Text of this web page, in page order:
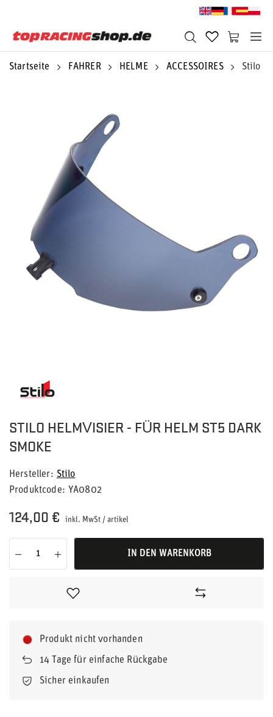
Startseite FAHRER HELME ACCESSOIRES Stilo
STILO HELMVISIER - FÜR HELM ST5 DARK
SMOKE
Hersteller
Stilo
Produktcode
YA0802
124,00 € inkl. MwSt / artikel
IN DEN WARENKORB
Produkt nicht vorhanden
14 Tage für einfache Rückgabe
Sicher einkaufen